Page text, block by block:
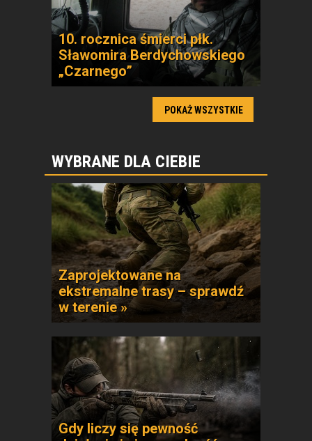
10. rocznica śmierci płk.
Sławomira Berdychowskiego
„Czarnego”
POKAŻ WSZYSTKIE
WYBRANE DLA CIEBIE
Zaprojektowane na
ekstremalne trasy – sprawdź
w terenie »
Gdy liczy się pewność